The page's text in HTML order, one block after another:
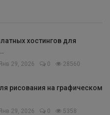
хостингов для
29, 2026 0 28560
рисования на графическом
29, 2026 0 5358